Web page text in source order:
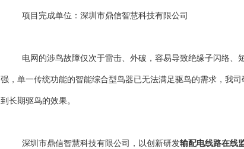
项目完成单位：深圳市鼎信智慧科技有限公司
电网的涉鸟故障仅次于雷击、外破，容易导致绝缘子闪络
强，单一传统功能的智能综合型鸟器已无法满足驱鸟的需求，我司
到长期驱鸟的效果。
深圳市鼎信智慧科技有限公司，以创新研发输配电线路在线